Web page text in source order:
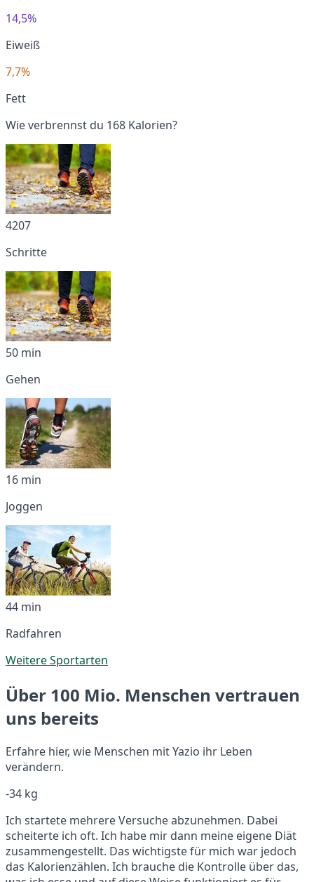
14,5%
Eiweiß
7,7%
Fett
Wie verbrennst du 168 Kalorien?
4207
Schritte
50 min
Gehen
16 min
Joggen
44 min
Radfahren
Weitere Sportarten
Über 100 Mio. Menschen vertrauen
uns bereits
Erfahre hier, wie Menschen mit Yazio ihr Leben
verändern.
-34 kg
Ich startete mehrere Versuche abzunehmen. Dabei
scheiterte ich oft. Ich habe mir dann meine eigene Diät
zusammengestellt. Das wichtigste für mich war jedoch
das Kalorienzählen. Ich brauche die Kontrolle über das,